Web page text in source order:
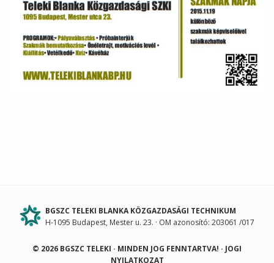
BGSZC TELEKI BLANKA KÖZGAZDASÁGI TECHNIKUM
H-1095 Budapest, Mester u. 23. · OM azonosító: 203061 /017
© 2026 BGSZC TELEKI · MINDEN JOG FENNTARTVA! · JOGI
NYILATKOZAT